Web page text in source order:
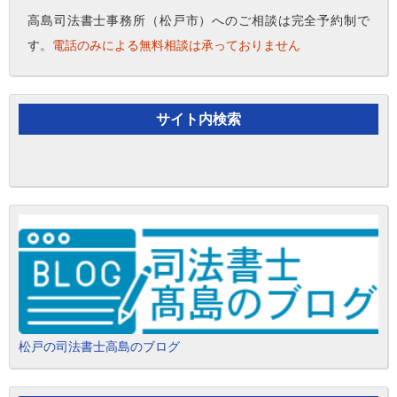
高島司法書士事務所（松戸市）へのご相談は完全予約制で
す。 電話のみによる無料相談は承っておりません
サイト内検索
松戸の司法書士高島のブログ